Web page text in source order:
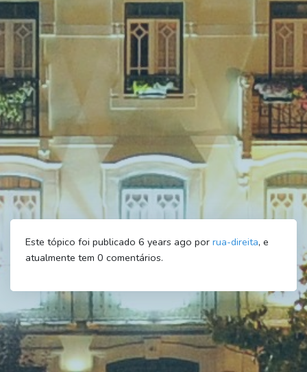
Este tópico foi publicado 6 years ago por rua-direita, e
atualmente tem 0 comentários.